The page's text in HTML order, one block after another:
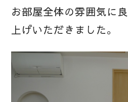
お部屋全体の雰囲気に
上げいただきました。